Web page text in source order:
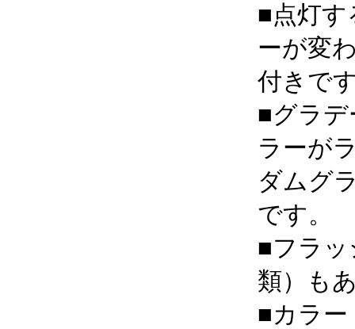
■点灯す
ーが変
付きで
■グラ
ラーが
ダムグ
です。
■フラッ
類）も
■カラー